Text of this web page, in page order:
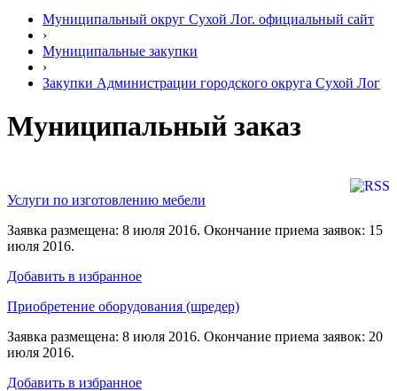
Муниципальный округ Сухой Лог. официальный сайт
›
Муниципальные закупки
›
Закупки Администрации городского округа Сухой Лог
Муниципальный заказ
Услуги по изготовлению мебели
Заявка размещена: 8 июля 2016. Окончание приема заявок: 15
июля 2016.
Добавить в избранное
Приобретение оборудования (шредер)
Заявка размещена: 8 июля 2016. Окончание приема заявок: 20
июля 2016.
Добавить в избранное